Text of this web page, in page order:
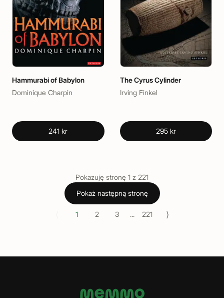
Hammurabi of Babylon
Dominique Charpin
241 kr
The Cyrus Cylinder
Irving Finkel
295 kr
Pokazuję stronę 1 z 221
Pokaż następną stronę
1 2 3 ... 221 ⟩